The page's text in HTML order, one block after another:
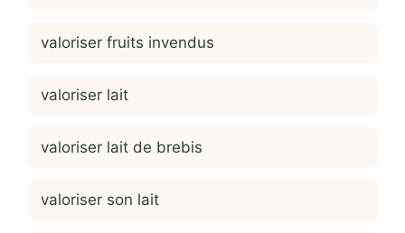
valoriser fruits invendus
valoriser lait
valoriser lait de brebis
valoriser son lait